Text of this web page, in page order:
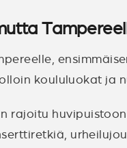
koululuokat ja
rajoitu